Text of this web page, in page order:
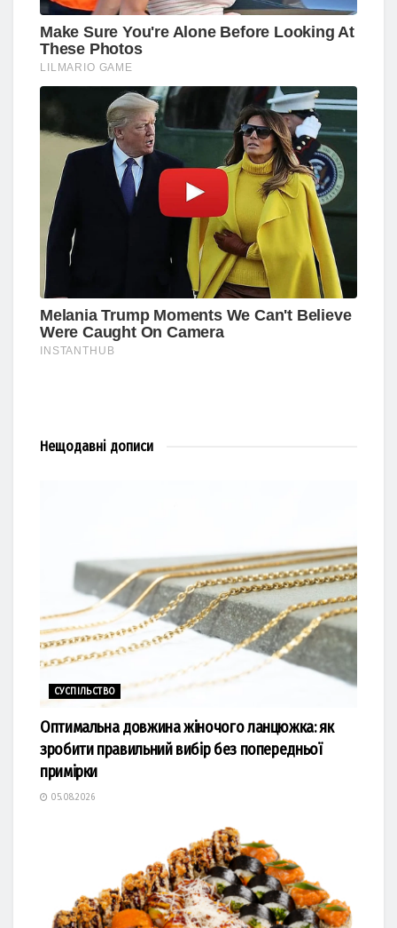
Нещодавні дописи
СУСПІЛЬСТВО
Оптимальна довжина жіночого ланцюжка: як
зробити правильний вибір без попередньої
примірки
05.08.2026